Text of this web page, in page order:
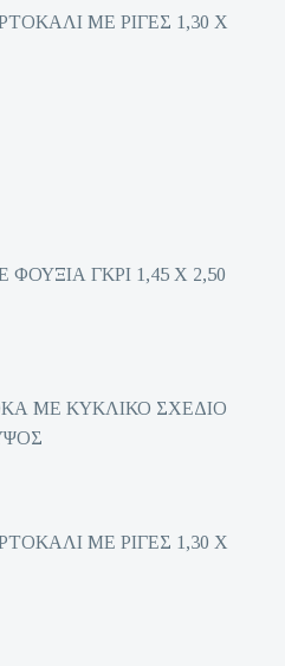
ΜΕ ΡΙΓΕΣ 1,30 Χ
ΓΚΡΙ 1,45 Χ 2,50
ΜΕ ΚΥΚΛΙΚΟ ΣΧΕΔΙΟ
ΜΕ ΡΙΓΕΣ 1,30 Χ